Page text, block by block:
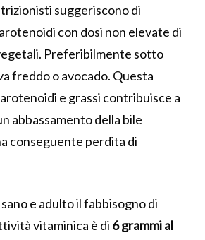
suggeriscono di
con dosi non elevate di
Preferibilmente sotto
freddo o avocado. Questa
e grassi contribuisce a
abbassamento della bile
conseguente perdita di
e adulto il fabbisogno di
vitaminica è di 6 grammi al